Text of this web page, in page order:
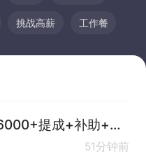
挑战高薪 工作餐
厂家大区业务经理（底薪6000+提成+补助+大公司前景好）
51分钟前